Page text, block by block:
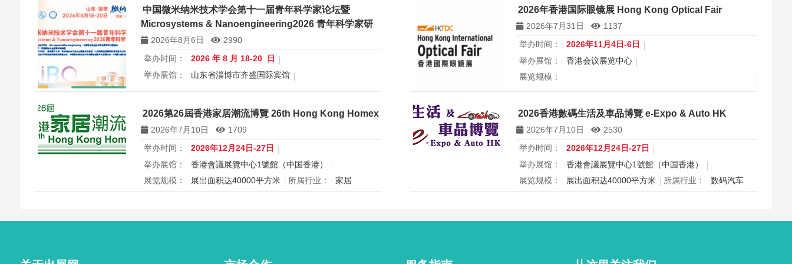
中国微米纳米技术学会第十一届青年科学家论坛暨
Microsystems & Nanoengineering2026 青年科学家研
讨会2026年8月6日
2990
举办时间：
2026 年 8 月 18-20 日
举办展馆：
山东省淄博市齐盛国际宾馆
展览规模：
5000+平方米 所属行业：
微米纳米技术学会
中国微米纳米技术学会第十一届青年科学家论坛暨
Microsystems & Nanoengineering2026 青年科学家研讨会
2026年香港国际眼镜展 Hong Kong Optical Fair
2026年7月31日
1137
举办时间：
2026年11月4日-6日
举办展馆：
香港会议展览中心
展览规模：
办，为期三天，是亚洲最具影响力的眼镜专业展之一，并获UFI
国际认证。展会特设品牌廊、智能眼镜专区与多国展馆，汇聚全
球视光产品供应商，并配套眼镜汇演与行业论坛，为展商与买家
创造高效的跨境商贸与合作机…
2026第26屆香港家居潮流博覽 26th Hong Kong Homex
2026年7月10日
1709
举办时间：
2026年12月24日-27日
举办展馆：
香港會議展覽中心1號館（中国香港）
展览规模：
展出面积达40000平方米 所属行业：
家居
商，打造岁末一站式家居采购与灵感盛会，欢迎本地家庭与海内
2026香港數碼生活及車品博覽 e-Expo & Auto HK
2026年7月10日
2530
举办时间：
2026年12月24日-27日
举办展馆：
香港會議展覽中心1號館（中国香港）
展览规模：
展出面积达40000平方米 所属行业：
数码汽车
用品千余家展商，打造圣诞黄金档科技车品一站式采购盛会，欢